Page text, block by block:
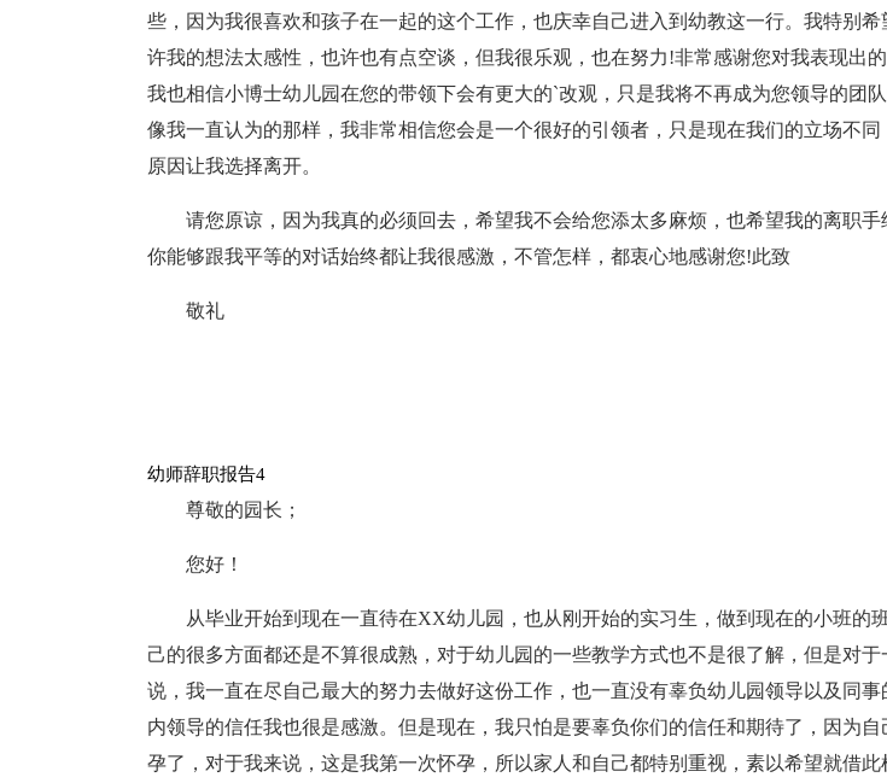
些，因为我很喜欢和孩子在一起的这个工作，也庆幸自己进入到幼教这一行。我特别
许我的想法太感性，也许也有点空谈，但我很乐观，也在努力!非常感谢您对我表现出的
我也相信小博士幼儿园在您的带领下会有更大的`改观，只是我将不再成为您领导的团
像我一直认为的那样，我非常相信您会是一个很好的引领者，只是现在我们的立场不同
原因让我选择离开。
请您原谅，因为我真的必须回去，希望我不会给您添太多麻烦，也希望我的离职手
你能够跟我平等的对话始终都让我很感激，不管怎样，都衷心地感谢您!此致
敬礼
幼师辞职报告4
尊敬的园长；
您好！
从毕业开始到现在一直待在XX幼儿园，也从刚开始的实习生，做到现在的小班的
己的很多方面都还是不算很成熟，对于幼儿园的一些教学方式也不是很了解，但是对
说，我一直在尽自己最大的努力去做好这份工作，也一直没有辜负幼儿园领导以及同事
内领导的信任我也很是感激。但是现在，我只怕是要辜负你们的信任和期待了，因为
孕了，对于我来说，这是我第一次怀孕，所以家人和自己都特别重视，素以希望就借